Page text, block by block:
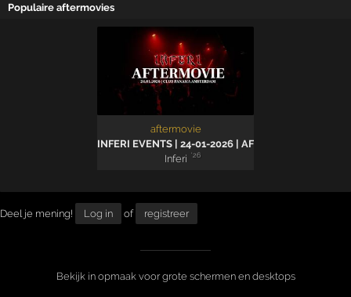
Populaire aftermovies
aftermovie
INFERI EVENTS | 24-01-2026 | AFTERMOVIE
Inferi
'26
Deel je mening! Log in of registreer
Bekijk in opmaak voor grote schermen en desktops